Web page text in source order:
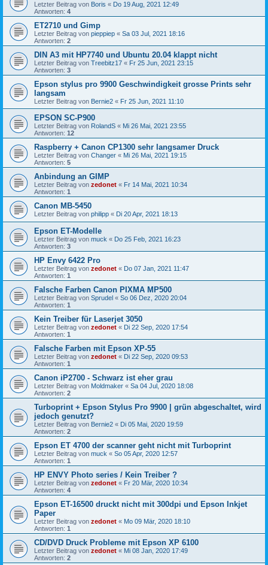
Letzter Beitrag von Boris « Do 19 Aug, 2021 12:49
Antworten: 4
ET2710 und Gimp
Letzter Beitrag von pieppiep « Sa 03 Jul, 2021 18:16
Antworten: 2
DIN A3 mit HP7740 und Ubuntu 20.04 klappt nicht
Letzter Beitrag von Treebitz17 « Fr 25 Jun, 2021 23:15
Antworten: 3
Epson stylus pro 9900 Geschwindigkeit grosse Prints sehr
langsam
Letzter Beitrag von Bernie2 « Fr 25 Jun, 2021 11:10
EPSON SC-P900
Letzter Beitrag von RolandS « Mi 26 Mai, 2021 23:55
Antworten: 12
Raspberry + Canon CP1300 sehr langsamer Druck
Letzter Beitrag von Changer « Mi 26 Mai, 2021 19:15
Antworten: 5
Anbindung an GIMP
Letzter Beitrag von zedonet « Fr 14 Mai, 2021 10:34
Antworten: 1
Canon MB-5450
Letzter Beitrag von philipp « Di 20 Apr, 2021 18:13
Epson ET-Modelle
Letzter Beitrag von muck « Do 25 Feb, 2021 16:23
Antworten: 3
HP Envy 6422 Pro
Letzter Beitrag von zedonet « Do 07 Jan, 2021 11:47
Antworten: 1
Falsche Farben Canon PIXMA MP500
Letzter Beitrag von Sprudel « So 06 Dez, 2020 20:04
Antworten: 1
Kein Treiber für Laserjet 3050
Letzter Beitrag von zedonet « Di 22 Sep, 2020 17:54
Antworten: 1
Falsche Farben mit Epson XP-55
Letzter Beitrag von zedonet « Di 22 Sep, 2020 09:53
Antworten: 1
Canon iP2700 - Schwarz ist eher grau
Letzter Beitrag von Moldmaker « Sa 04 Jul, 2020 18:08
Antworten: 2
Turboprint + Epson Stylus Pro 9900 | grün abgeschaltet, wird
jedoch genutzt?
Letzter Beitrag von Bernie2 « Di 05 Mai, 2020 19:59
Antworten: 2
Epson ET 4700 der scanner geht nicht mit Turboprint
Letzter Beitrag von muck « So 05 Apr, 2020 12:57
Antworten: 1
HP ENVY Photo series / Kein Treiber ?
Letzter Beitrag von zedonet « Fr 20 Mär, 2020 10:34
Antworten: 4
Epson ET-16500 druckt nicht mit 300dpi und Epson Inkjet
Paper
Letzter Beitrag von zedonet « Mo 09 Mär, 2020 18:10
Antworten: 1
CD/DVD Druck Probleme mit Epson XP 6100
Letzter Beitrag von zedonet « Mi 08 Jan, 2020 17:49
Antworten: 2